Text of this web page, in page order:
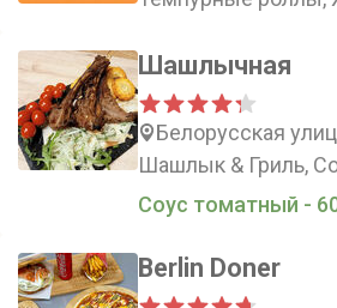
Шашлычная
Белорусская
Шашлык & Гриль,
Соус томатный -
Berlin Doner